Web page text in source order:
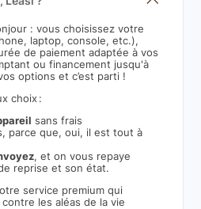
: vous choisissez votre
laptop, console, etc.),
de paiement adaptée à vos
ou financement jusqu'à
options et c’est parti !
choix :
sans frais
parce que, oui, il est tout à
, et on vous repaye
reprise et son état.
service premium qui
les aléas de la vie